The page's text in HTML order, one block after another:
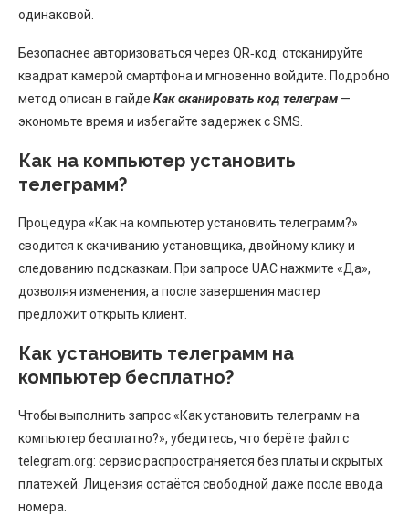
одинаковой.
Безопаснее авторизоваться через QR‑код: отсканируйте
квадрат камерой смартфона и мгновенно войдите. Подробно
метод описан в гайде Как сканировать код телеграм —
экономьте время и избегайте задержек с SMS.
Как на компьютер установить
телеграмм?
Процедура «Как на компьютер установить телеграмм?»
сводится к скачиванию установщика, двойному клику и
следованию подсказкам. При запросе UAC нажмите «Да»,
дозволяя изменения, а после завершения мастер
предложит открыть клиент.
Как установить телеграмм на
компьютер бесплатно?
Чтобы выполнить запрос «Как установить телеграмм на
компьютер бесплатно?», убедитесь, что берёте файл с
telegram.org: сервис распространяется без платы и скрытых
платежей. Лицензия остаётся свободной даже после ввода
номера.